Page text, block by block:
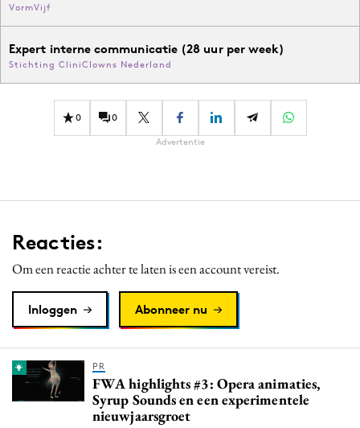
VormVijf
Expert interne communicatie (28 uur per week)
Stichting CliniClowns Nederland
0 0
Advertentie
Reacties:
Om een reactie achter te laten is een account vereist.
Inloggen Abonneer nu
PR
FWA highlights #3: Opera animaties,
Syrup Sounds en een experimentele
nieuwjaarsgroet